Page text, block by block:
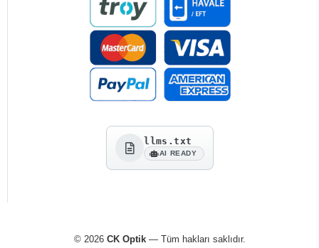
llms.txt
AI READY
© 2026 CK Optik— Tüm hakları saklıdır.